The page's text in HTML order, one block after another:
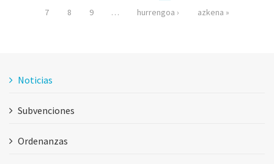
7
8 9 … hurrengoa › azkena »
Noticias
Subvenciones
Ordenanzas